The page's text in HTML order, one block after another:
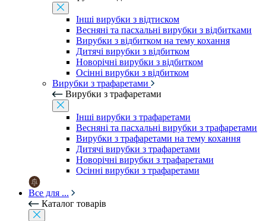
Інші вирубки з відтиском
Весняні та пасхальні вирубки з відбитками
Вирубки з відбитком на тему кохання
Дитячі вирубки з відбитком
Новорічні вирубки з відбитком
Осінні вирубки з відбитком
Вирубки з трафаретами
Вирубки з трафаретами
Інші вирубки з трафаретами
Весняні та пасхальні вирубки з трафаретами
Вирубки з трафаретами на тему кохання
Дитячі вирубки з трафаретами
Новорічні вирубки з трафаретами
Осінні вирубки з трафаретами
Все для ...
Каталог товарів